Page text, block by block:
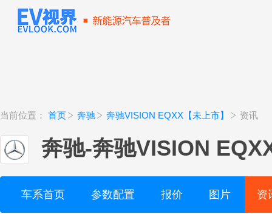
当前位置： 首页 奔驰 奔驰VISION EQXX【未上市】 资讯
奔驰-奔驰VISION
车系首页 参数配置 报价 图片 资